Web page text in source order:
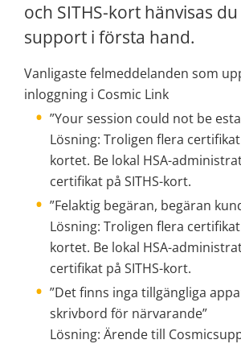
och SITHS-kort hänvisas
support i första hand.
Vanligaste felmeddelanden som
inloggning i Cosmic Link
”Your session could not be
Lösning: Troligen flera certifikat
kortet. Be lokal HSA-
certifikat på SITHS-kort.
”Felaktig begäran, begäran
Lösning: Troligen flera certifikat
kortet. Be lokal HSA-
certifikat på SITHS-kort.
”Det finns inga tillgängliga
skrivbord för närvarande”
Lösning: Ärende till